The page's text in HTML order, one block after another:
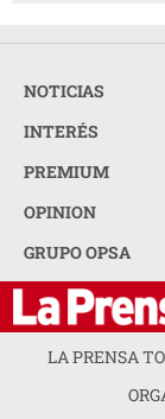
NOTICIAS
INTERÉS
PREMIUM
OPINION
GRUPO OPSA
LA PRENSA